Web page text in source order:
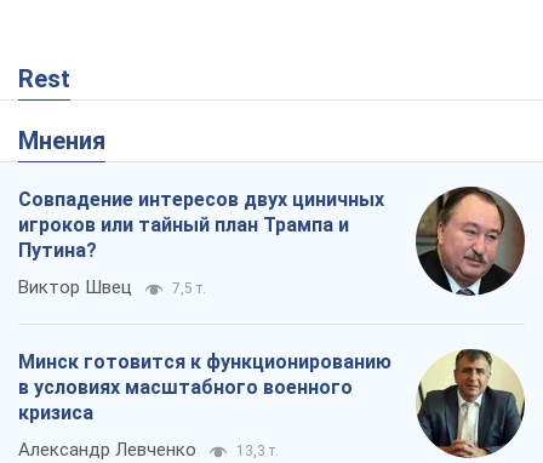
Rest
Мнения
Совпадение интересов двух циничных
игроков или тайный план Трампа и
Путина?
Виктор Швец 7,5 т.
Минск готовится к функционированию
в условиях масштабного военного
кризиса
Александр Левченко 13,3 т.